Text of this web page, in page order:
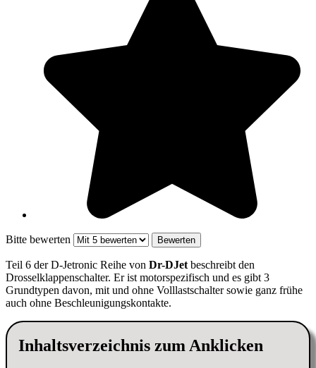
Bitte bewerten
Teil 6 der D-Jetronic Reihe von Dr-DJet beschreibt den
Drosselklappenschalter. Er ist motorspezifisch und es gibt 3
Grundtypen davon, mit und ohne Volllastschalter sowie ganz frühe
auch ohne Beschleunigungskontakte.
Inhaltsverzeichnis zum Anklicken